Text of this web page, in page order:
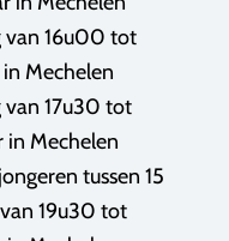
van 16u00 tot
Mechelen
van 17u30 tot
Mechelen
tussen 15
19u30 tot